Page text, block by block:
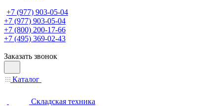
+7 (977) 903-05-04
+7 (977) 903-05-04
+7 (800) 200-17-66
+7 (495) 369-02-43
Заказать звонок
Каталог
Складская техника